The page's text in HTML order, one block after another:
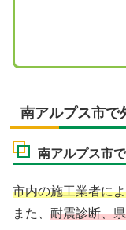
南アルプス市で
南アルプス市
市内の施工業者に
また、 耐震診断、